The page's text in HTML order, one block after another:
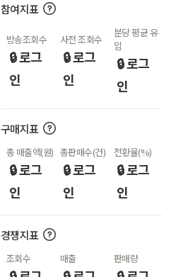
참여지표
방송조회수
🔒 로그
인
사전 조회수
🔒 로그
인
분당 평균 유
입
🔒 로그
인
구매지표
총 매출액(원)
🔒 로그
인
총판매수(건)
🔒 로그
인
전환율(%)
🔒 로그
인
경쟁지표
조회수 매출 판매량